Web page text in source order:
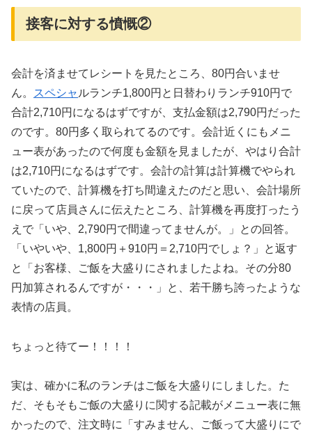
接客に対する憤慨②
会計を済ませてレシートを見たところ、80円合いませ
ん。
スペシャ ルランチ1,800円と日替わりランチ910円で
合計2,710円になるはずですが、支払金額は2,790円だった
のです。80円多く取られてるのです。会計近くにもメニ
ュー表があったので何度も金額を見ましたが、やはり合計
は2,710円になるはずです。会計の計算は計算機でやられ
ていたので、計算機を打ち間違えたのだと思い、会計場所
に戻って店員さんに伝えたところ、計算機を再度打ったう
えで「いや、2,790円で間違ってませんが。」との回答。
「いやいや、1,800円＋910円＝2,710円でしょ？」と返す
と「お客様、ご飯を大盛りにされましたよね。その分80
円加算されるんですが・・・」と、若干勝ち誇ったような
表情の店員。
ちょっと待てー！！！！
実は、確かに私のランチはご飯を大盛りにしました。た
だ、そもそもご飯の大盛りに関する記載がメニュー表に無
かったので、注文時に「すみません、ご飯って大盛りにで